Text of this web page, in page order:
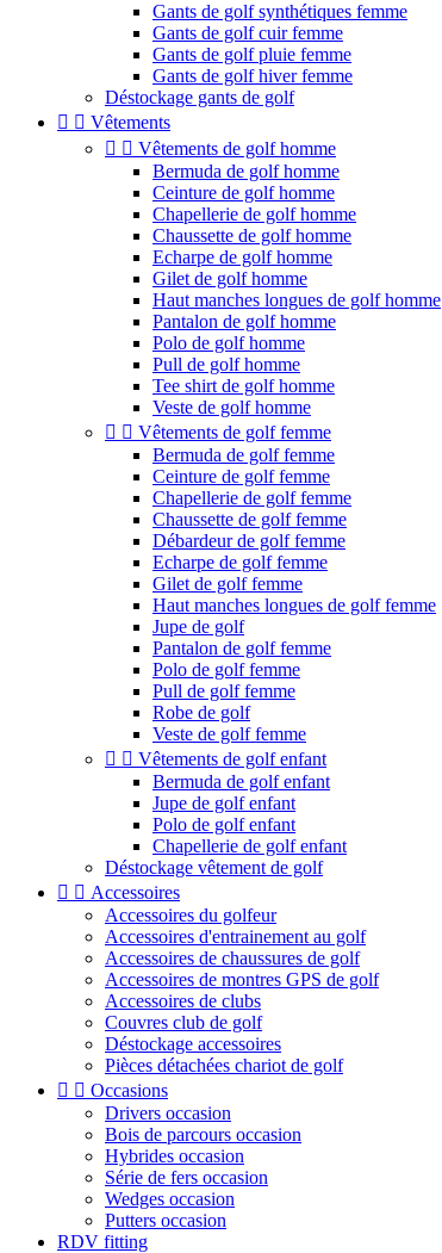
Gants de golf synthétiques femme
Gants de golf cuir femme
Gants de golf pluie femme
Gants de golf hiver femme
Déstockage gants de golf
  Vêtements
  Vêtements de golf homme
Bermuda de golf homme
Ceinture de golf homme
Chapellerie de golf homme
Chaussette de golf homme
Echarpe de golf homme
Gilet de golf homme
Haut manches longues de golf homme
Pantalon de golf homme
Polo de golf homme
Pull de golf homme
Tee shirt de golf homme
Veste de golf homme
  Vêtements de golf femme
Bermuda de golf femme
Ceinture de golf femme
Chapellerie de golf femme
Chaussette de golf femme
Débardeur de golf femme
Echarpe de golf femme
Gilet de golf femme
Haut manches longues de golf femme
Jupe de golf
Pantalon de golf femme
Polo de golf femme
Pull de golf femme
Robe de golf
Veste de golf femme
  Vêtements de golf enfant
Bermuda de golf enfant
Jupe de golf enfant
Polo de golf enfant
Chapellerie de golf enfant
Déstockage vêtement de golf
  Accessoires
Accessoires du golfeur
Accessoires d'entrainement au golf
Accessoires de chaussures de golf
Accessoires de montres GPS de golf
Accessoires de clubs
Couvres club de golf
Déstockage accessoires
Pièces détachées chariot de golf
  Occasions
Drivers occasion
Bois de parcours occasion
Hybrides occasion
Série de fers occasion
Wedges occasion
Putters occasion
RDV fitting